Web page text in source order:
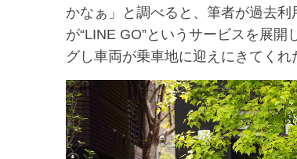
かなぁ」と調べると、筆者が過去
が“LINE GO”というサービスを展
グし車両が乗車地に迎えにきてくれ